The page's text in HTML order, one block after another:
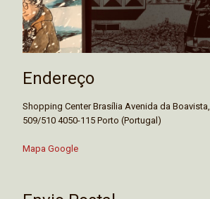
Endereço
Shopping Center Brasília Avenida da
509/510 4050-115 Porto (Portugal)
Mapa Google